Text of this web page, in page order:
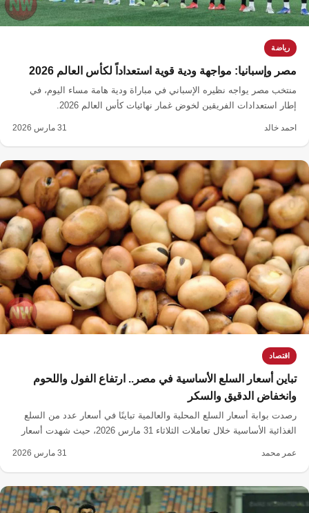
رياضة
مصر وإسبانيا: مواجهة ودية قوية استعداداً لكأس العالم 2026
منتخب مصر يواجه نظيره الإسباني في مباراة ودية هامة مساء اليوم، في
إطار استعدادات الفريقين لخوض غمار نهائيات كأس العالم 2026.
احمد خالد 31 مارس 2026
اقتصاد
تباين أسعار السلع الأساسية في مصر.. ارتفاع الفول واللحوم
وانخفاض الدقيق والسكر
رصدت بوابة أسعار السلع المحلية والعالمية تباينًا في أسعار عدد من السلع
الغذائية الأساسية خلال تعاملات الثلاثاء 31 مارس 2026، حيث شهدت أسعار
والدواجن.
عمر محمد 31 مارس 2026